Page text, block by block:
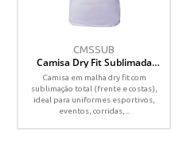
CMSSUB
Camisa Dry Fit Sublimada
Frente e Costas –
Personalizada
Camisa em malha dry fit com
sublimação total (frente e costas),
ideal para uniformes esportivos,
eventos, corridas,...